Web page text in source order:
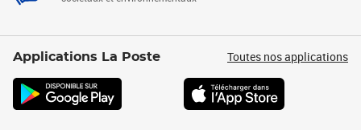
Applications La Poste Toutes nos applications